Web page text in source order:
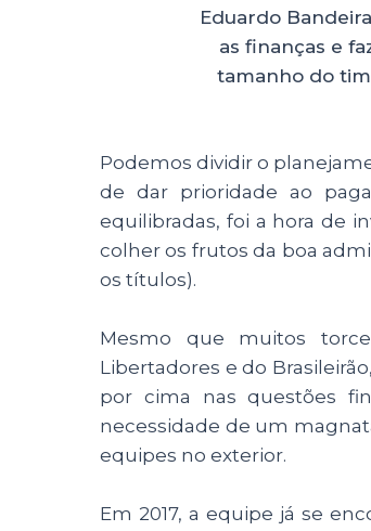
Eduardo
as finanças e
tamanho do
Podemos dividir o
de dar prioridade ao
equilibradas, foi a hora de
colher os frutos da boa
os títulos).
Mesmo que muitos
Libertadores e do
por cima nas questões
necessidade de um
equipes no exterior.
Em 2017, a equipe já se